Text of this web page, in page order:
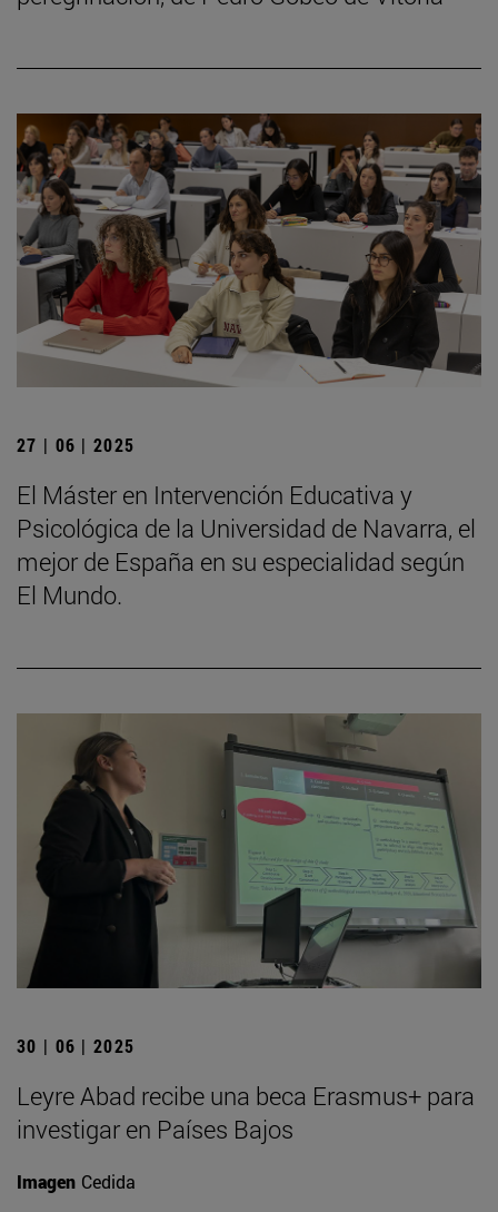
27 | 06 | 2025
El Máster en Intervención Educativa y
Psicológica de la Universidad de Navarra, el
mejor de España en su especialidad según
El Mundo.
30 | 06 | 2025
Leyre Abad recibe una beca Erasmus+ para
investigar en Países Bajos
Imagen Cedida